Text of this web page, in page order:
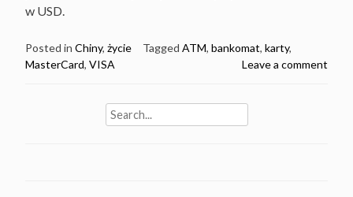
w USD.
Posted in Chiny, życie Tagged ATM, bankomat, karty,
MasterCard, VISA Leave a comment
Search
for: